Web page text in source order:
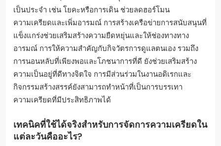
เป็นประจำ เช่น โยคะหรือการเดิน ช่วยลดฮอร์โมน
ความเครียดและเพิ่มอารมณ์ การสร้างเครือข่ายการสนับสนุนที่
แข็งแกร่งช่วยเสริมสร้างความยืดหยุ่นและให้ช่องทางทาง
อารมณ์ การให้ความสำคัญกับกิจวัตรการดูแลตนเอง รวมถึง
การนอนหลับที่เพียงพอและโภชนาการที่ดี ยังช่วยเสริมสร้าง
ความเป็นอยู่ที่ดีทางจิตใจ การมีส่วนร่วมในงานอดิเรกและ
กิจกรรมสร้างสรรค์ยังสามารถทำหน้าที่เป็นการบรรเทา
ความเครียดที่มีประสิทธิภาพได้
เทคนิคที่ใช้ได้จริงสำหรับการจัดการความเครียดใน
แต่ละวันคืออะไร?